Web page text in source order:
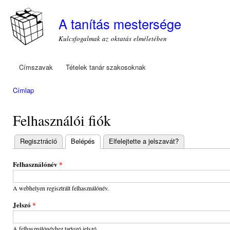
A tanítás mestersége
Kulcsfogalmak az oktatás elméletében
Főmenü
Címszavak Tételek tanár szakosoknak
Címlap
Felhasználói fiók
Elsődleges
fülek
Regisztráció Belépés (aktív fül)
Elfelejtette a jelszavát?
Felhasználónév*
A webhelyen regisztrált felhasználónév.
Jelszó*